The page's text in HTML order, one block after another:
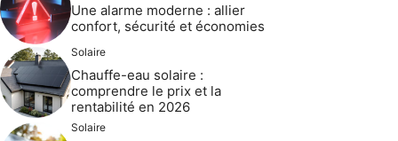
Une alarme moderne : allier
confort, sécurité et économies
Solaire
Chauffe-eau solaire :
comprendre le prix et la
rentabilité en 2026
Solaire